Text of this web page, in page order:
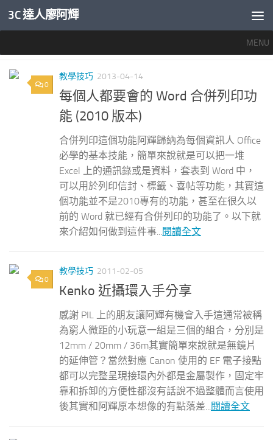
內文下方
3C 達人廖阿輝
MENU
0
教學技巧 2013-04-14
每個人都要會的 Word 合併列印功
能 (2010 版本)
合併列印這個功能阿輝歸納為每個資訊人 Office
必學的基本技能，簡單來說就是可以把一堆
Excel 上的通訊錄或是資料，套表到 Word 中，
可以用於列印信封、標籤、喜帖等功能，其實這
個功能並不是2010專有的功能，甚至在很久以
前的 Word 就已經有合併列印的功能了。以下就
來介紹如何做到這件事...閱讀全文
0
教學技巧 2011-02-05
Kenko 近攝環入手分享
感謝 PIL 上的朋友讓阿輝有機會入手這通常被稱
為窮人微距的小玩意一組是三個的組合，分別是
12mm / 20mm / 36m其實簡單來說就是無鏡片
的延伸管？當然對應 Canon 使用的 EF 電子接點
都可以完整呈現接環內外都是金屬製作，固定牢
靠和拆卸的方便性都沒有話說不過整體而言使用
後其實和阿輝原本想像的有點落差...閱讀全文